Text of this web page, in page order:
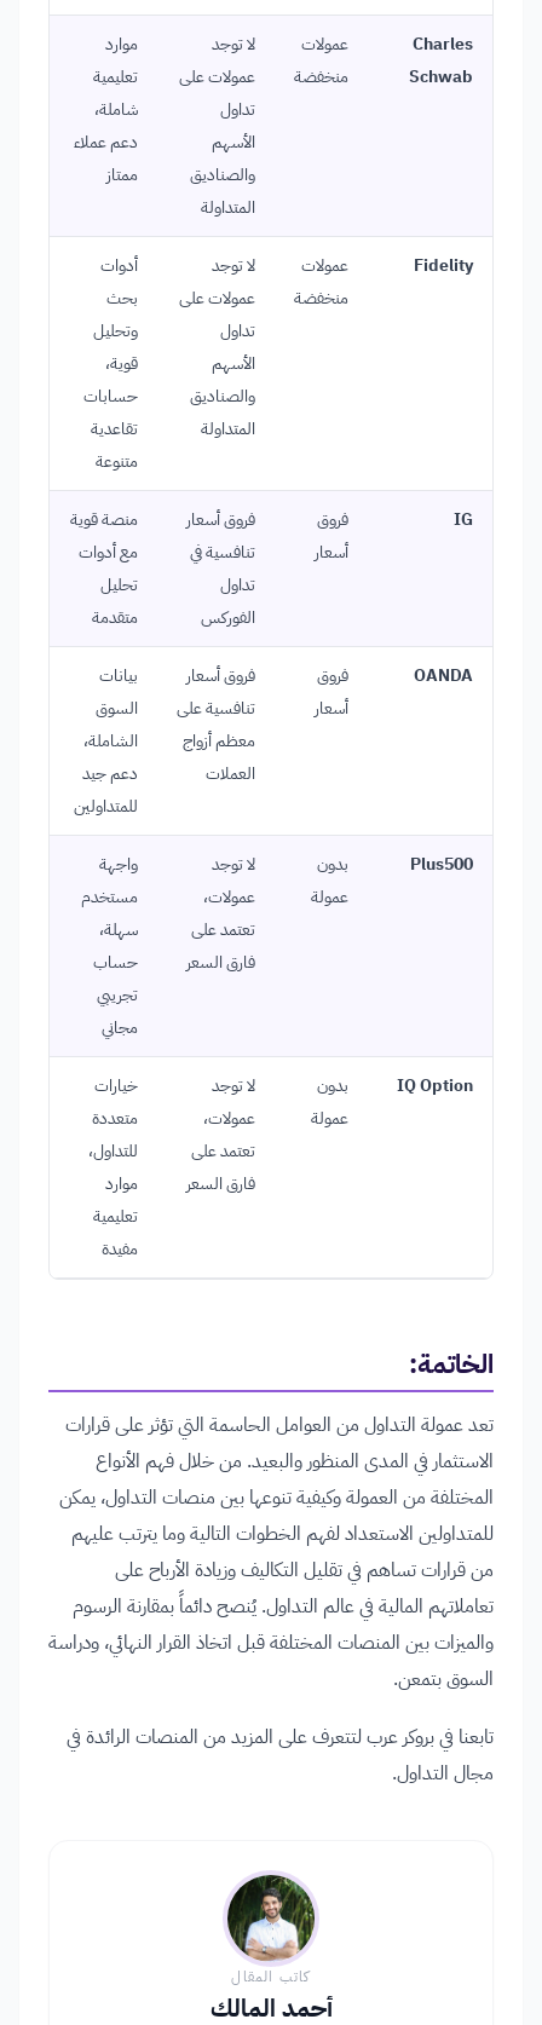
Charles
Schwab
عمولات
منخفضة
لا توجد
عمولات على
تداول
الأسهم
والصناديق
المتداولة
موارد
تعليمية
شاملة،
دعم عملاء
ممتاز
Fidelity
عمولات
منخفضة
لا توجد
عمولات على
تداول
الأسهم
والصناديق
المتداولة
أدوات
بحث
وتحليل
قوية،
حسابات
تقاعدية
متنوعة
IG
فروق
أسعار
فروق أسعار
تنافسية في
تداول
الفوركس
منصة قوية
مع أدوات
تحليل
متقدمة
OANDA
فروق
أسعار
فروق أسعار
تنافسية على
معظم أزواج
العملات
بيانات
السوق
الشاملة،
دعم جيد
للمتداولين
Plus500
بدون
عمولة
لا توجد
عمولات،
تعتمد على
فارق السعر
واجهة
مستخدم
سهلة،
حساب
تجريبي
مجاني
IQ Option
بدون
عمولة
لا توجد
عمولات،
تعتمد على
فارق السعر
خيارات
متعددة
للتداول،
موارد
تعليمية
مفيدة
الخاتمة:
تعد عمولة التداول من العوامل الحاسمة التي تؤثر على قرارات
الاستثمار في المدى المنظور والبعيد. من خلال فهم الأنواع
المختلفة من العمولة وكيفية تنوعها بين منصات التداول، يمكن
للمتداولين الاستعداد لفهم الخطوات التالية وما يترتب عليهم
من قرارات تساهم في تقليل التكاليف وزيادة الأرباح على
تعاملاتهم المالية في عالم التداول. يُنصح دائماً بمقارنة الرسوم
والميزات بين المنصات المختلفة قبل اتخاذ القرار النهائي، ودراسة
السوق بتمعن.
تابعنا في بروكر عرب لتتعرف على المزيد من المنصات الرائدة في
مجال التداول.
كاتب المقال
أحمد المالك